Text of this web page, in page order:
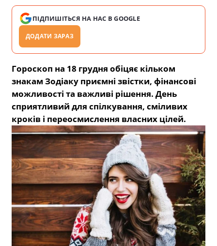
ПІДПИШІТЬСЯ НА НАС В GOOGLE
ДОДАТИ ЗАРАЗ
Гороскоп на 18 грудня обіцяє кільком
знакам Зодіаку приємні звістки, фінансові
можливості та важливі рішення. День
сприятливий для спілкування, сміливих
кроків і переосмислення власних цілей.